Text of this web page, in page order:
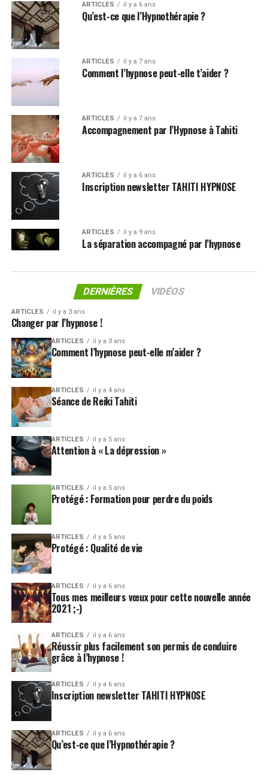
ARTICLES il y a 6 ans
Qu’est-ce que l’Hypnothérapie ?
ARTICLES il y a 7 ans
Comment l’hypnose peut-elle t’aider ?
ARTICLES il y a 7 ans
Accompagnement par l’Hypnose à Tahiti
ARTICLES il y a 6 ans
Inscription newsletter TAHITI HYPNOSE
ARTICLES il y a 9 ans
La séparation accompagné par l’hypnose
DERNIÈRES VIDÉOS
ARTICLES il y a 3 ans
Changer par l’hypnose !
ARTICLES il y a 3 ans
Comment l’hypnose peut-elle m’aider ?
ARTICLES il y a 4 ans
Séance de Reiki Tahiti
ARTICLES il y a 5 ans
Attention à « La dépression »
ARTICLES il y a 5 ans
Protégé : Formation pour perdre du poids
ARTICLES il y a 5 ans
Protégé : Qualité de vie
ARTICLES il y a 6 ans
Tous mes meilleurs vœux pour cette nouvelle année
2021 ;-)
ARTICLES il y a 6 ans
Réussir plus facilement son permis de conduire
grâce à l’hypnose !
ARTICLES il y a 6 ans
Inscription newsletter TAHITI HYPNOSE
ARTICLES il y a 6 ans
Qu’est-ce que l’Hypnothérapie ?